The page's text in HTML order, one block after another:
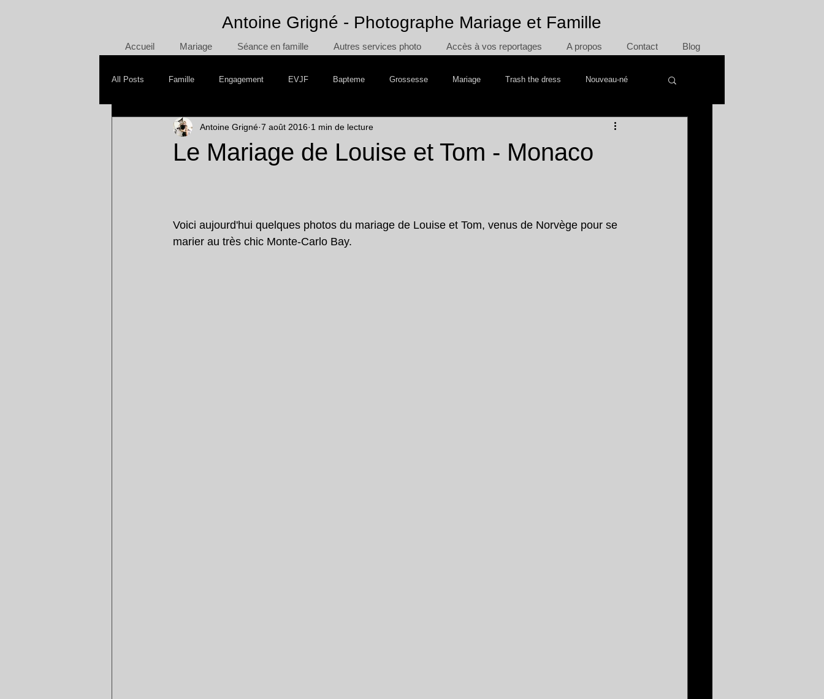
Antoine Grigné - Photographe Mariage et Famille
Accueil Mariage Séance en famille Autres services photo Accès à vos reportages A propos Contact Blog
All Posts Famille Engagement EVJF Bapteme Grossesse Mariage Trash the dress Nouveau-né
Day After Smash the Cake Voyage
Le Mariage de Louise et Tom - Monaco
Antoine Grigné 7 août 2016 1 min de lecture
Voici aujourd'hui quelques photos du mariage de Louise et Tom, venus de Norvège pour se
marier au très chic Monte-Carlo Bay.